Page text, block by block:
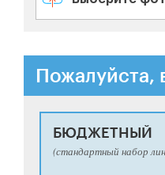
Пожалуйста,
БЮДЖЕТНЫЙ
(стандартный набор